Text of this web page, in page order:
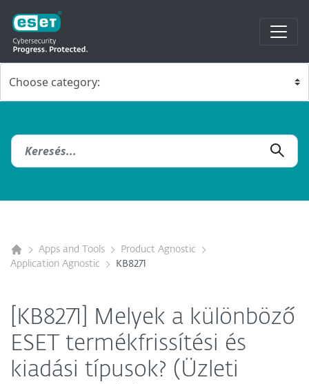
Apps and Tools
Product Agnostic
Application Agnostic
KB8271
[KB8271] Melyek a különböző
ESET termékfrissítési és
kiadási típusok? (Üzleti